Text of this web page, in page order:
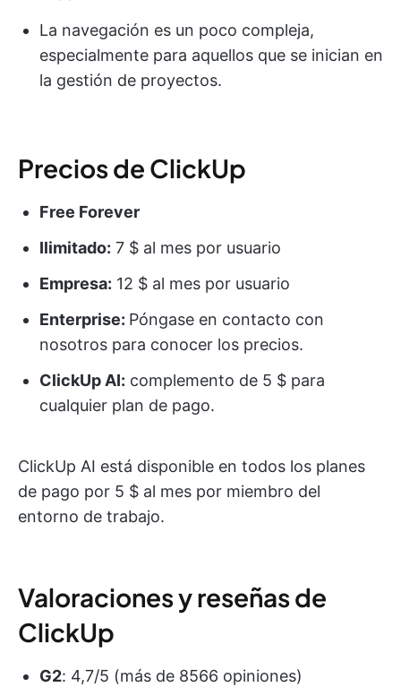
La navegación es un poco compleja,
especialmente para aquellos que se inician en
la gestión de proyectos.
Precios de ClickUp
Free Forever
Ilimitado: 7 $ al mes por usuario
Empresa: 12 $ al mes por usuario
Enterprise: Póngase en contacto con
nosotros para conocer los precios.
ClickUp AI: complemento de 5 $ para
cualquier plan de pago.
ClickUp AI está disponible en todos los planes
de pago por 5 $ al mes por miembro del
entorno de trabajo.
Valoraciones y reseñas de
ClickUp
G2: 4,7/5 (más de 8566 opiniones)